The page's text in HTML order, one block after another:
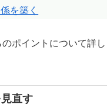
を築く
ポイントについて詳
直す